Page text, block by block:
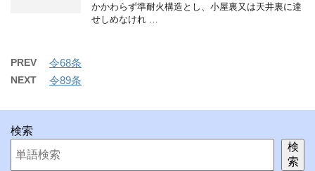
かかわらず準耐火構造とし、小屋裏又は天井裏に達
せしめなけれ …
PREV 令68条
NEXT 令89条
検索
検
索